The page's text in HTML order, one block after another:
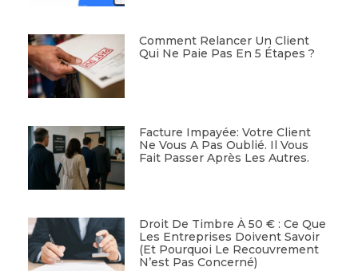
Comment Relancer Un Client
Qui Ne Paie Pas En 5 Étapes ?
Facture Impayée: Votre Client
Ne Vous A Pas Oublié. Il Vous
Fait Passer Après Les Autres.
Droit De Timbre À 50 € : Ce Que
Les Entreprises Doivent Savoir
(et Pourquoi Le Recouvrement
N’est Pas Concerné)